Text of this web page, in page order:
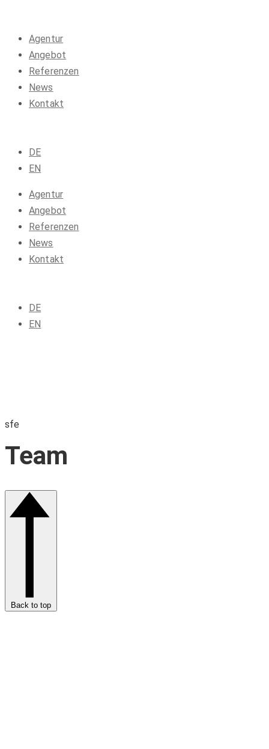
Agentur
Angebot
Referenzen
News
Kontakt
DE
EN
Agentur
Angebot
Referenzen
News
Kontakt
DE
EN
sfe
Team
Back to top